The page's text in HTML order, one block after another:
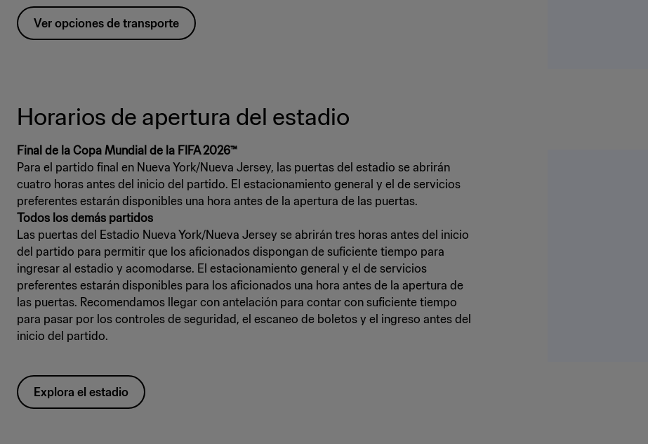
Ver opciones de transporte
Horarios de apertura del estadio
Final de la Copa Mundial de la FIFA 2026™
Para el partido final en Nueva York/Nueva Jersey, las puertas del estadio se abrirán
cuatro horas antes del inicio del partido. El estacionamiento general y el de servicios
Todos los demás partidos
Las puertas del Estadio Nueva York/Nueva Jersey se abrirán tres horas antes del inicio
del partido para permitir que los aficionados dispongan de suficiente tiempo para
ingresar al estadio y acomodarse. El estacionamiento general y el de servicios
preferentes estarán disponibles para los aficionados una hora antes de la apertura de
las puertas. Recomendamos llegar con antelación para contar con suficiente tiempo
para pasar por los controles de seguridad, el escaneo de boletos y el ingreso antes del
inicio del partido.
Explora el estadio